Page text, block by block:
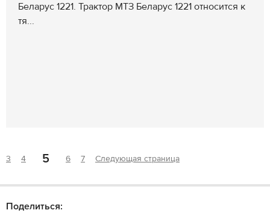
Беларус 1221. Трактор МТЗ Беларус 1221 относится к
тя...
3 4 5 6 7 Следующая страница
Поделиться: